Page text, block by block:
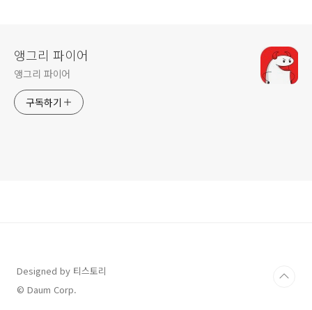
앵그리 파이어
앵그리 파이어
구독하기
Designed by 티스토리
© Daum Corp.